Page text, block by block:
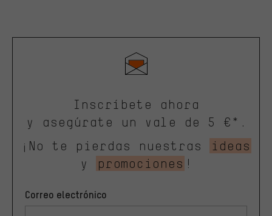
Inscríbete ahora
y asegúrate un vale de 5 €*.
¡No te pierdas nuestras
ideas
y
promociones !
Correo electrónico